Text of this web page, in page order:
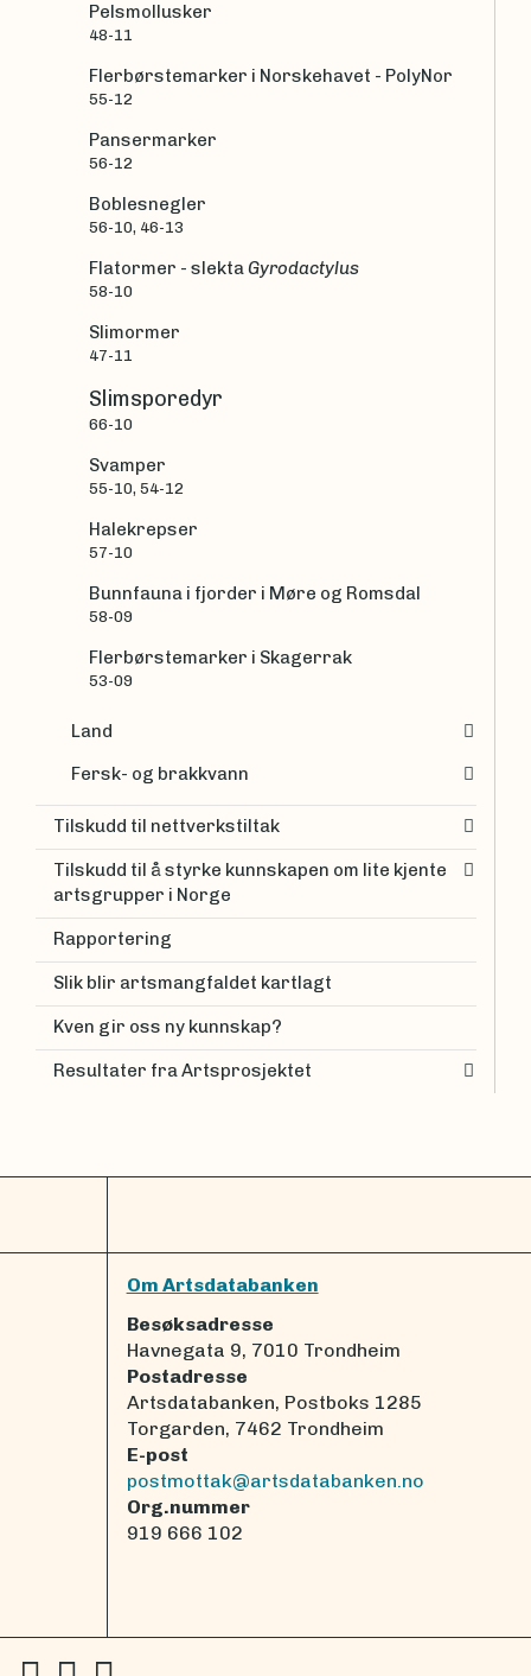
Pelsmollusker
48-11
Flerbørstemarker i Norskehavet - PolyNor
55-12
Pansermarker
56-12
Boblesnegler
56-10, 46-13
Flatormer - slektaGyrodactylus
58-10
Slimormer
47-11
Slimsporedyr
66-10
Svamper
55-10, 54-12
Halekrepser
57-10
Bunnfauna i fjorder i Møre og Romsdal
58-09
Flerbørstemarker i Skagerrak
53-09
Land
Fersk- og brakkvann
Tilskudd til nettverkstiltak
Tilskudd til å styrke kunnskapen om lite kjente
artsgrupper i Norge
Rapportering
Slik blir artsmangfaldet kartlagt
Kven gir oss ny kunnskap?
Resultater fra Artsprosjektet
Om Artsdatabanken
Besøksadresse
Havnegata 9, 7010 Trondheim
Postadresse
Artsdatabanken, Postboks 1285
Torgarden, 7462 Trondheim
E-post
postmottak@artsdatabanken.no
Org.nummer
919 666 102